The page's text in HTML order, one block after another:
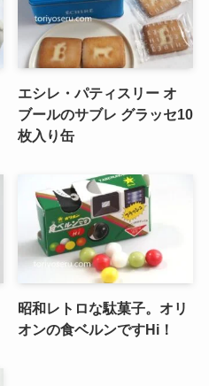
エシレ・パティスリー オ
ブールのサブレ グラッセ10
枚入り缶
昭和レトロな駄菓子。オリ
オンの食ベルンですHi！